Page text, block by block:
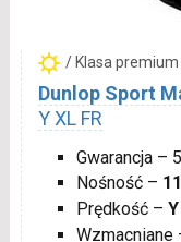
/ Klasa
Dunlop Sport
Y XL FR
Gwarancja –
Nośność –
Prędkość – Y
Wzmacniane